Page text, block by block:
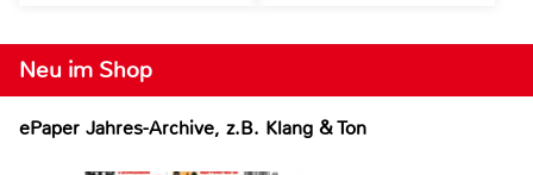
Neu im Shop
ePaper Jahres-Archive, z.B. Klang & Ton